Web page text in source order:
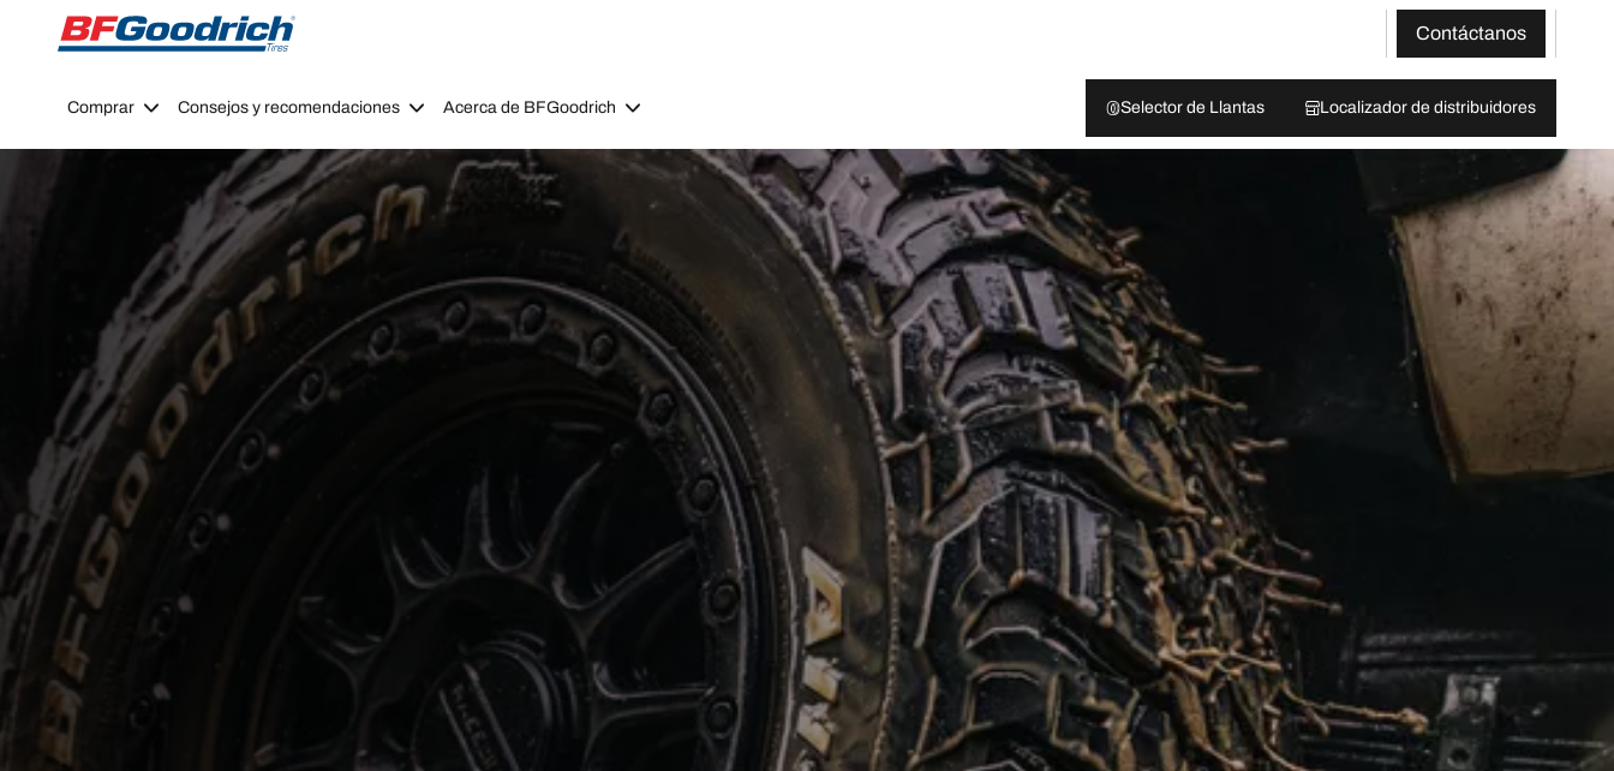
Go to page content
Go to page navigation
Contáctanos
Comprar Consejos y recomendaciones Acerca de BFGoodrich Selector de Llantas Localizador de distribuidores